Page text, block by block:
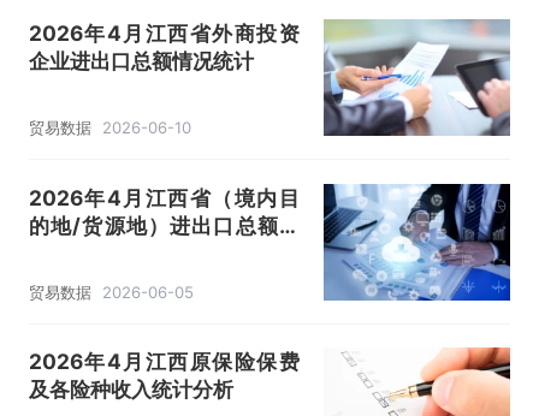
2026年4月江西省外商投资
企业进出口总额情况统计
贸易数据 2026-06-10
2026年4月江西省（境内目
的地/货源地）进出口总额及
贸易数据 2026-06-05
2026年4月江西原保险保费
及各险种收入统计分析